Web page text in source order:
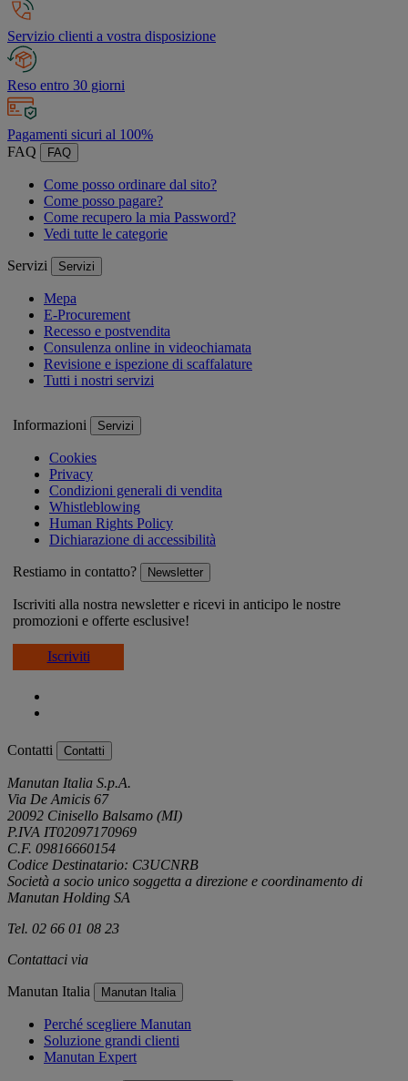
Servizio clienti a vostra disposizione
Reso entro 30 giorni
Pagamenti sicuri al 100%
FAQ
FAQ
Come posso ordinare dal sito?
Come posso pagare?
Come recupero la mia Password?
Vedi tutte le categorie
Servizi Servizi
Mepa
E-Procurement
Recesso e postvendita
Consulenza online in videochiamata
Revisione e ispezione di scaffalature
Tutti i nostri servizi
Informazioni Servizi
Cookies
Privacy
Condizioni generali di vendita
Whistleblowing
Human Rights Policy
Dichiarazione di accessibilità
Restiamo in contatto? Newsletter
Iscriviti alla nostra newsletter e ricevi in anticipo le nostre
promozioni e offerte esclusive!
Iscriviti
Contatti Contatti
Manutan Italia S.p.A.
Via De Amicis 67
20092 Cinisello Balsamo (MI)
P.IVA IT02097170969
C.F. 09816660154
Codice Destinatario: C3UCNRB
Società a socio unico soggetta a direzione e coordinamento di
Manutan Holding SA
Tel. 02 66 01 08 23
Contattaci via
Manutan Italia Manutan Italia
Perché scegliere Manutan
Soluzione grandi clienti
Manutan Expert